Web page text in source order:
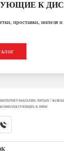
К
проставки, нипеля
ИНТЕРНЕТ-МАГАЗИН ЛИТЫХ /
КОМПЛЕКТУЮЩИХ К НИМ